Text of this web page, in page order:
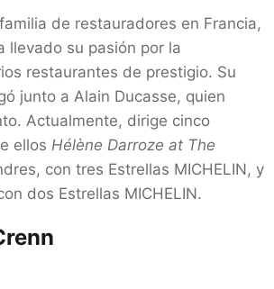
de restauradores en Francia,
llevado su pasión por la
restaurantes de prestigio. Su
junto a Alain Ducasse, quien
Actualmente, dirige cinco
ellos Hélène Darroze at The
con tres Estrellas MICHELIN, y
dos Estrellas MICHELIN.